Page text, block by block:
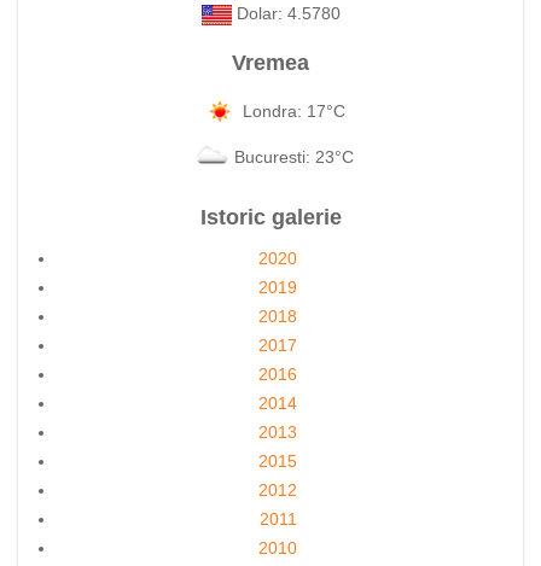
Dolar: 4.5780
Vremea
Londra: 17°C
Bucuresti: 23°C
Istoric galerie
2020
2019
2018
2017
2016
2014
2013
2015
2012
2011
2010